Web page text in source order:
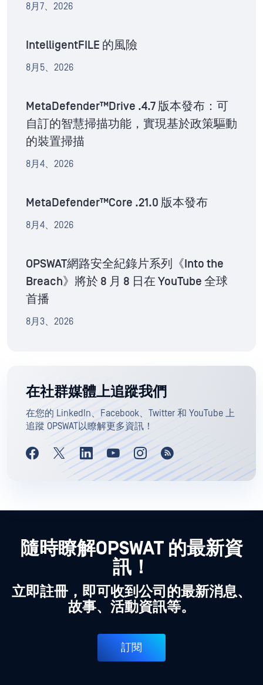
8月7、2026
IntelligentFILE 的風險
8月5、2026
MetaDefender™Drive .4.7 版本發布：可
自訂的智慧掃描功能，實現基於政策驅動
的裝置掃描
8月4、2026
MetaDefender™Core .21.0 版本發布
8月4、2026
OPSWAT網路安全紀錄片系列《Into the
Breach》將於 8 月 8 日在 YouTube 全球
首播
8月3、2026
在社群媒體上追蹤我們
在您的 LinkedIn、Facebook、Twitter 和 YouTube 上
追蹤 OPSWAT以瞭解更多資訊！
隨時瞭解OPSWAT 的最新資
訊！
立即註冊，即可收到公司的最新消息、
故事、活動資訊等。
訂閱